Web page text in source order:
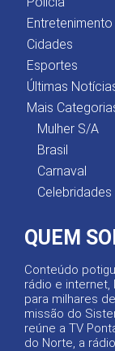
Entretenimento
Cidades
Esportes
Últimas
Mais
Mulher S/A
Brasil
Carnaval
Celebridades
QUEM
Conteúdo
rádio e
para milhares
missão do
reúne a TV
do Norte, a